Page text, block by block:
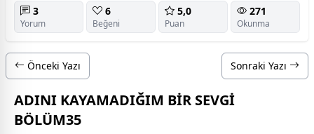
3
Yorum
6
Beğeni
5,0
Puan
271
Okunma
Önceki Yazı Sonraki Yazı
ADINI KAYAMADIĞIM BİR SEVGİ
BÖLÜM35